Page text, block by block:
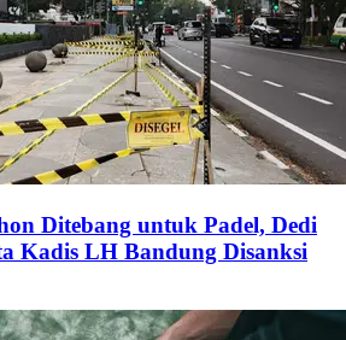
Ditebang untuk Padel, Dedi
Kadis LH Bandung Disanksi